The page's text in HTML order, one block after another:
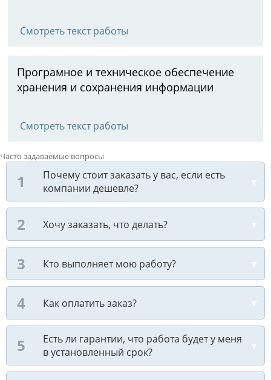
Смотреть текст работы
Програмное и техническое обеспечение
хранения и сохранения информации
Смотреть текст работы
Часто задаваемые вопросы
Почему стоит заказать у вас, если есть
компании дешевле?
Хочу заказать, что делать?
Кто выполняет мою работу?
Как оплатить заказ?
Есть ли гарантии, что работа будет у меня
в установленный срок?